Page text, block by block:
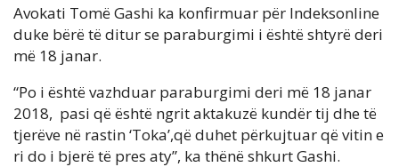
Avokati Tomë Gashi ka konfirmuar për Indeksonline
duke bërë të ditur se paraburgimi i është shtyrë deri
më 18 janar.
“Po i është vazhduar paraburgimi deri më 18 janar
2018, pasi që është ngrit aktakuzë kundër tij dhe të
tjerëve në rastin ‘Toka’,që duhet përkujtuar që vitin e
ri do i bjerë të pres aty”, ka thënë shkurt Gashi.